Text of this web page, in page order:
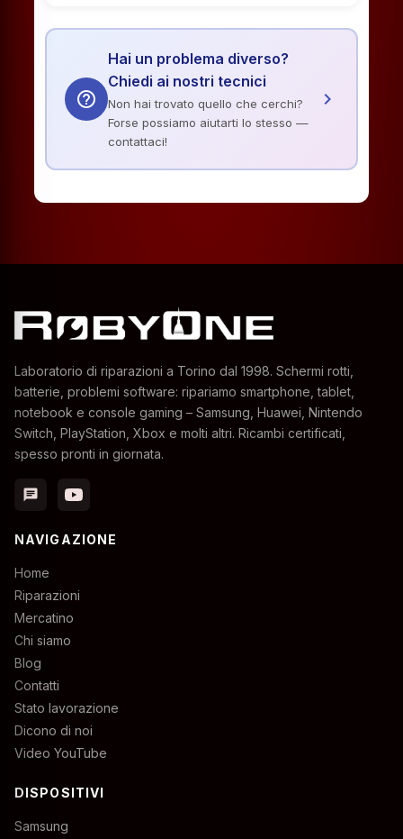
help_outline
Hai un problema diverso?
Chiedi ai nostri tecnici
Non hai trovato quello che cerchi?
Forse possiamo aiutarti lo stesso —
contattaci!
chevron_right
Laboratorio di riparazioni a Torino dal 1998. Schermi rotti,
batterie, problemi software: ripariamo smartphone, tablet,
notebook e console gaming – Samsung, Huawei, Nintendo
Switch, PlayStation, Xbox e molti altri. Ricambi certificati,
spesso pronti in giornata.
chat
NAVIGAZIONE
Home
Riparazioni
Mercatino
Chi siamo
Blog
Contatti
Stato lavorazione
Dicono di noi
Video YouTube
DISPOSITIVI
Samsung